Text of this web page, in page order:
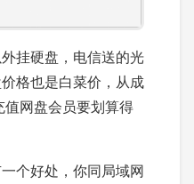
挂硬盘，电信送的光
格也是白菜价，从成
网盘会员要划算得
个好处，你同局域网